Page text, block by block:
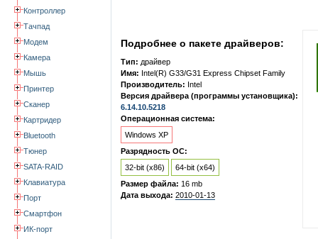
Контроллер
Тачпад
Модем
Камера
Мышь
Принтер
Сканер
Картридер
Bluetooth
Тюнер
SATA-RAID
Клавиатура
Порт
Смартфон
ИК-порт
Подробнее о пакете драйверов:
Тип: драйвер
Имя: Intel(R) G33/G31 Express Chipset Family
Производитель: Intel
Версия драйвера (программы установщика):
6.14.10.5218
Операционная система:
Windows XP
Разрядность ОС:
32-bit (x86)
64-bit (x64)
Размер файла: 16 mb
Дата выхода: 2010-01-13